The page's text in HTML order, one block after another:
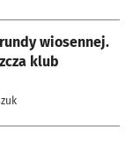
wiosennej.
klub